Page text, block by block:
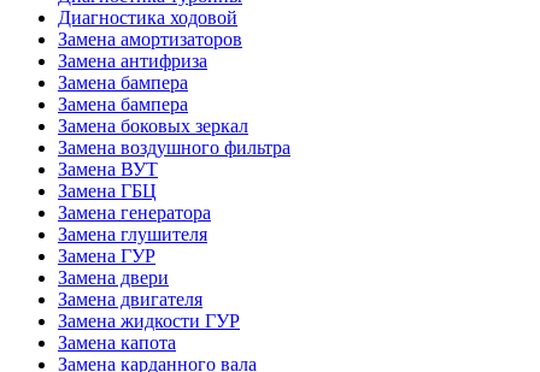
Диагностика ходовой
Замена амортизаторов
Замена антифриза
Замена бампера
Замена бампера
Замена боковых зеркал
Замена воздушного фильтра
Замена ВУТ
Замена ГБЦ
Замена генератора
Замена глушителя
Замена ГУР
Замена двери
Замена двигателя
Замена жидкости ГУР
Замена капота
Замена карданного вала